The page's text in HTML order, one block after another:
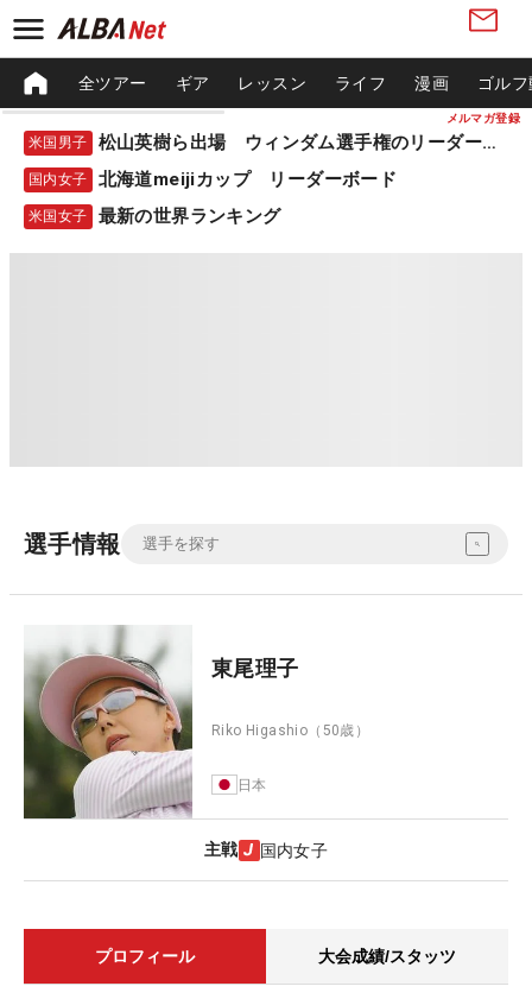
メルマガ登録
全ツアー ギア レッスン ライフ 漫画 ゴル
米国男子 松山英樹ら出場 ウィンダム選手権のリーダーボード
国内女子 北海道meijiカップ リーダーボード
米国女子 最新の世界ランキング
選手情報
東尾理子
Riko Higashio （50歳）
日本
主戦 国内女子
プロフィール 大会成績/スタッツ